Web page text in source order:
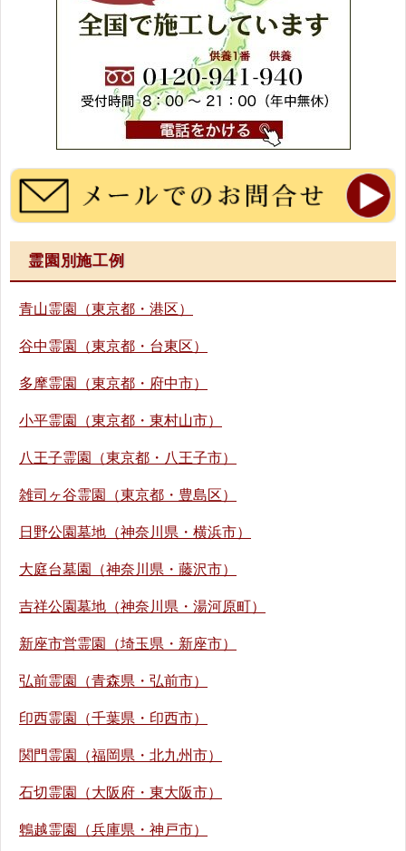
霊園別施工例
青山霊園（東京都・港区）
谷中霊園（東京都・台東区）
多摩霊園（東京都・府中市）
小平霊園（東京都・東村山市）
八王子霊園（東京都・八王子市）
雑司ヶ谷霊園（東京都・豊島区）
日野公園墓地（神奈川県・横浜市）
大庭台墓園（神奈川県・藤沢市）
吉祥公園墓地（神奈川県・湯河原町）
新座市営霊園（埼玉県・新座市）
弘前霊園（青森県・弘前市）
印西霊園（千葉県・印西市）
関門霊園（福岡県・北九州市）
石切霊園（大阪府・東大阪市）
鵯越霊園（兵庫県・神戸市）